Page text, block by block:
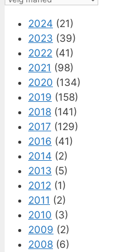
2024 (21)
2023 (39)
2022 (41)
2021 (98)
2020 (134)
2019 (158)
2018 (141)
2017 (129)
2016 (41)
2014 (2)
2013 (5)
2012 (1)
2011 (2)
2010 (3)
2009 (2)
2008 (6)